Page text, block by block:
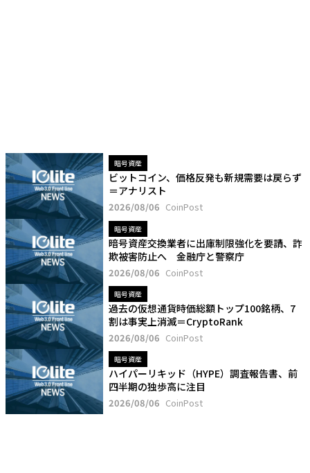
暗号資産
ビットコイン、価格反発も新規需要は戻らず
＝アナリスト
2026/08/06 CoinPost
暗号資産
暗号資産交換業者に出庫制限強化を要請、詐
欺被害防止へ 金融庁と警察庁
2026/08/06 CoinPost
暗号資産
過去の仮想通貨時価総額トップ100銘柄、7
割は事実上消滅＝CryptoRank
2026/08/06 CoinPost
暗号資産
ハイパーリキッド（HYPE）調査報告書、前
四半期の独歩高に注目
2026/08/06 CoinPost